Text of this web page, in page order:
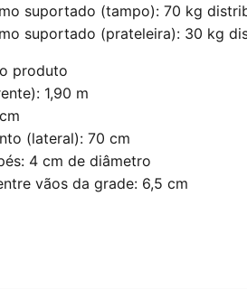
suportado (tampo): 70 kg
suportado (prateleira): 30 kg
produto
1,90 m
(lateral): 70 cm
4 cm de diâmetro
vãos da grade: 6,5 cm